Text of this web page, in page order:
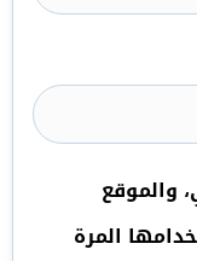
والموقع
المرة